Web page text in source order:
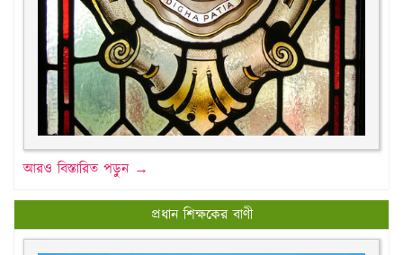
আরও বিস্তারিত পড়ুন →
প্রধান শিক্ষকের বাণী